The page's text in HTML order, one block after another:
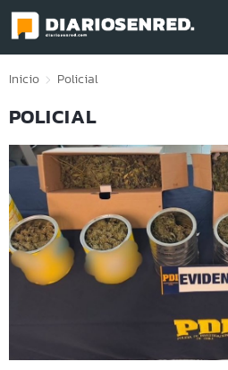
Click acá para ir directamente al
Inicio Policial
POLICIAL